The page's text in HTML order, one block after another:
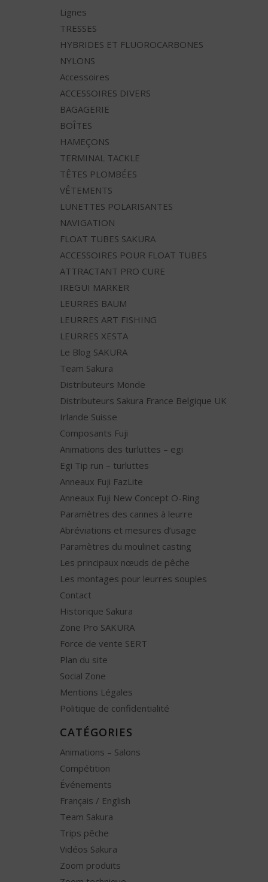
Lignes
TRESSES
HYBRIDES ET FLUOROCARBONES
NYLONS
Accessoires
ACCESSOIRES DIVERS
BAGAGERIE
BOÎTES
HAMEÇONS
TERMINAL TACKLE
TÊTES PLOMBÉES
VÊTEMENTS
LUNETTES POLARISANTES
NAVIGATION
FLOAT TUBES SAKURA
ACCESSOIRES POUR FLOAT TUBES
ATTRACTANT PRO CURE
IREGUI MARKER
LEURRES BAUM
LEURRES ART FISHING
LEURRES XESTA
Le Blog SAKURA
Team Sakura
Distributeurs Monde
Distributeurs Sakura France Belgique UK
Irlande Suisse
Composants Fuji
Animations des turluttes – egi
Egi Tip run – turluttes
Anneaux Fuji FazLite
Anneaux Fuji New Concept O-Ring
Paramètres des cannes à leurre
Abréviations et mesures d’usage
Paramètres du moulinet casting
Les principaux nœuds de pêche
Les montages pour leurres souples
Contact
Historique Sakura
Zone Pro SAKURA
Force de vente SERT
Plan du site
Social Zone
Mentions Légales
Politique de confidentialité
CATÉGORIES
Animations – Salons
Compétition
Événements
Français / English
Team Sakura
Trips pêche
Vidéos Sakura
Zoom produits